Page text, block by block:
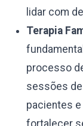
lidar com
Terapia
processo
sessões
pacientes
fortalecer